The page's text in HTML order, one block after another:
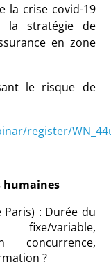
la crise covid-19
la stratégie de
en zone
le risque de
register/
humaines
: Durée du
variable,
concurrence,
?